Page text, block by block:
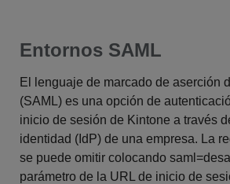
Entornos SAML
El lenguaje de marcado de aserción
(SAML) es una opción de
inicio de sesión de Kintone a través
identidad (IdP) de una empresa. La
se puede omitir colocando
parámetro de la URL de inicio de